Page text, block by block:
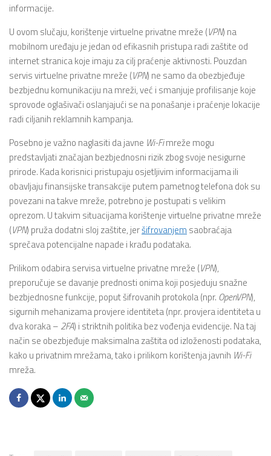
informacije.
U ovom slučaju, korištenje virtuelne privatne mreže (VPN) na
mobilnom uređaju je jedan od efikasnih pristupa radi zaštite od
internet stranica koje imaju za cilj praćenje aktivnosti. Pouzdan
servis virtuelne privatne mreže (VPN) ne samo da obezbjeđuje
bezbjednu komunikaciju na mreži, već i smanjuje profilisanje koje
sprovode oglašivači oslanjajući se na ponašanje i praćenje lokacije
radi ciljanih reklamnih kampanja.
Posebno je važno naglasiti da javne Wi-Fimreže mogu
predstavljati značajan bezbjednosni rizik zbog svoje nesigurne
prirode. Kada korisnici pristupaju osjetljivim informacijama ili
obavljaju finansijske transakcije putem pametnog telefona dok su
povezani na takve mreže, potrebno je postupati s velikim
oprezom. U takvim situacijama korištenje virtuelne privatne mreže
(VPN) pruža dodatni sloj zaštite, jeršifrovanjem saobraćaja
sprečava potencijalne napade i krađu podataka.
Prilikom odabira servisa virtuelne privatne mreže (VPN),
preporučuje se davanje prednosti onima koji posjeduju snažne
bezbjednosne funkcije, poput šifrovanih protokola (npr. OpenVPN),
sigurnih mehanizama provjere identiteta (npr. provjera identiteta u
dva koraka – 2FA) i striktnih politika bez vođenja evidencije. Na taj
način se obezbjeđuje maksimalna zaštita od izloženosti podataka,
kako u privatnim mrežama, tako i prilikom korištenja javnih Wi-Fi
mreža.